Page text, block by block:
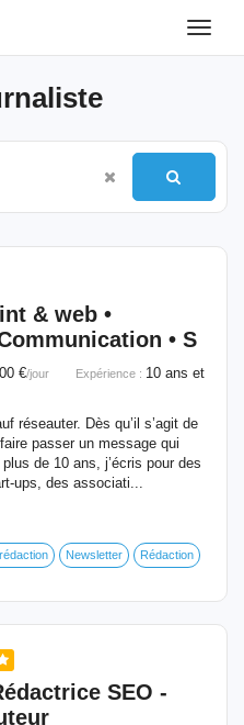
Toggle
& web •
• S
€/jour Expérience : 10 ans et
réseauter. Dès qu’il s’agit de
passer un message qui
de 10 ans, j’écris pour des
ups, des associati...
Newsletter Rédaction
SEO -